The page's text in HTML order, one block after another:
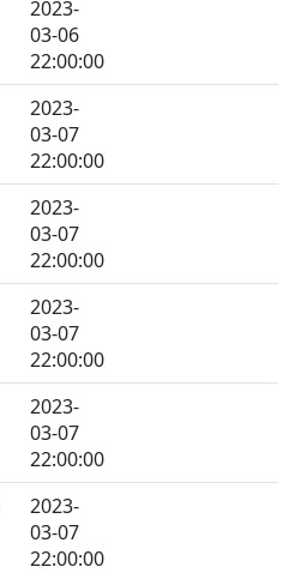
2023-
03-06
22:00:00
2023-
03-07
22:00:00
2023-
03-07
22:00:00
2023-
03-07
22:00:00
2023-
03-07
22:00:00
2023-
03-07
22:00:00